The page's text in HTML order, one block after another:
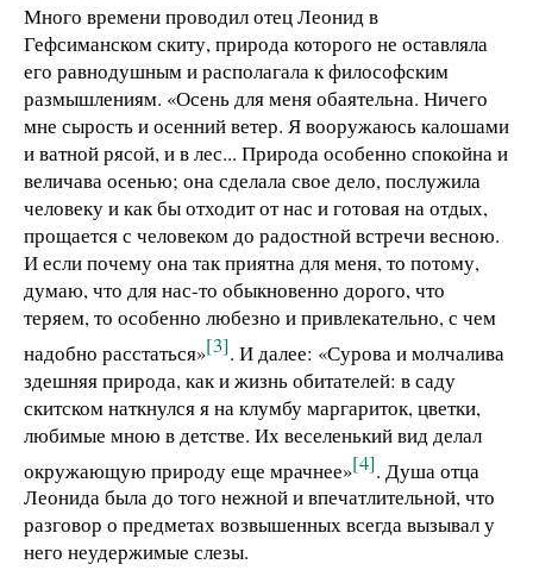
Много времени проводил отец Леонид в
Гефсиманском скиту, природа которого не оставляла
его равнодушным и располагала к философским
размышлениям. «Осень для меня обаятельна. Ничего
мне сырость и осенний ветер. Я вооружаюсь калошами
и ватной рясой, и в лес... Природа особенно спокойна и
величава осенью; она сделала свое дело, послужила
человеку и как бы отходит от нас и готовая на отдых,
прощается с человеком до радостной встречи весною.
И если почему она так приятна для меня, то потому,
думаю, что для нас-то обыкновенно дорого, что
теряем, то особенно любезно и привлекательно, с чем
надобно расстаться»[3]. И далее: «Сурова и молчалива
здешняя природа, как и жизнь обитателей: в саду
скитском наткнулся я на клумбу маргариток, цветки,
любимые мною в детстве. Их веселенький вид делал
окружающую природу еще мрачнее»[4]. Душа отца
Леонида была до того нежной и впечатлительной, что
разговор о предметах возвышенных всегда вызывал у
него неудержимые слезы.